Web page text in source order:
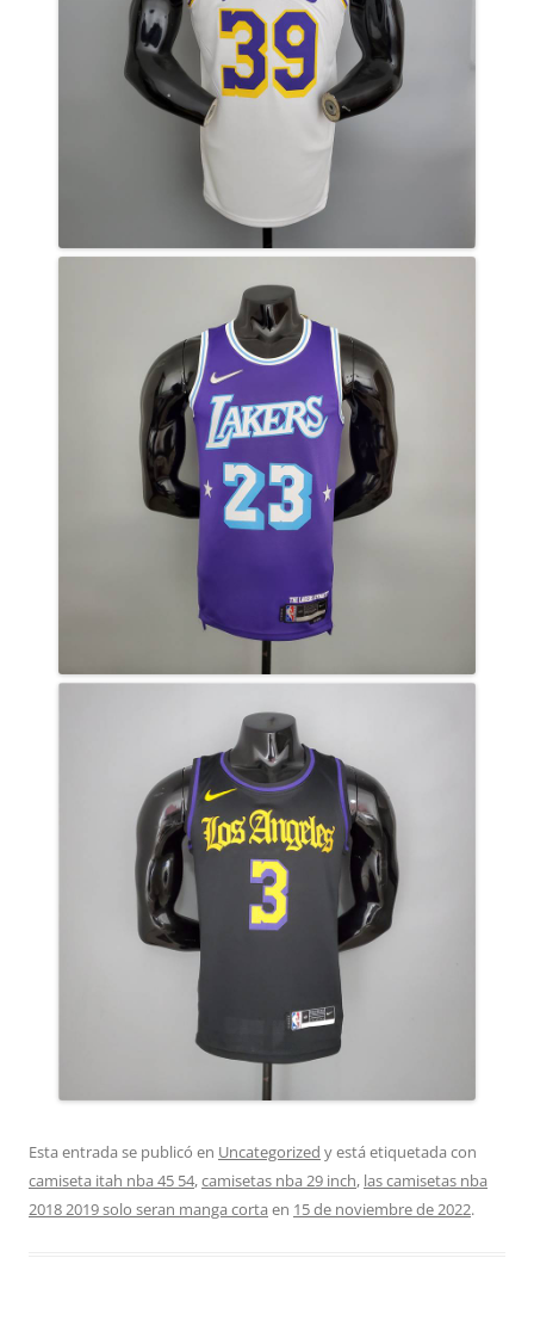
Esta entrada se publicó en Uncategorized y está etiquetada con
camiseta itah nba 45 54,camisetas nba 29 inch, las camisetas nba
2018 2019 solo seran manga corta en 15 de noviembre de 2022.